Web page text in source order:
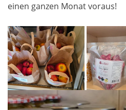
einen ganzen Monat voraus!